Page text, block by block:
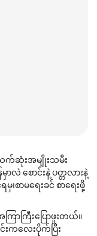
က်ဆုံးအမျိုးသမီး
စောင်းနဲ့ ပတ္တလားနဲ့
စာမရေးခင် စာရေးဖို့
ြာကြီးပြောဖူးတယ်။
လေးပိုက်ပြီး